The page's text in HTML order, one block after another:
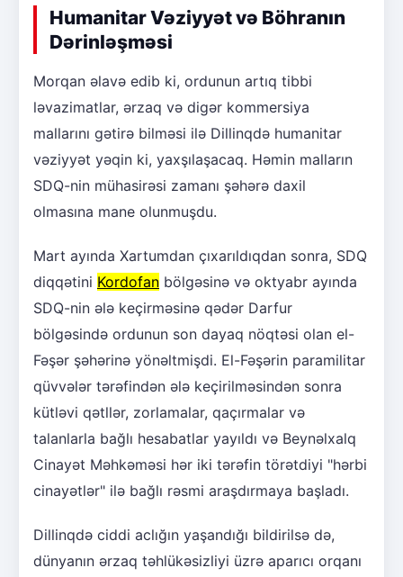
Humanitar Vəziyyət və Böhranın
Dərinləşməsi
Morqan əlavə edib ki, ordunun artıq tibbi
ləvazimatlar, ərzaq və digər kommersiya
mallarını gətirə bilməsi ilə Dillinqdə humanitar
vəziyyət yəqin ki, yaxşılaşacaq. Həmin malların
SDQ-nin mühasirəsi zamanı şəhərə daxil
olmasına mane olunmuşdu.
Mart ayında Xartumdan çıxarıldıqdan sonra, SDQ
diqqətini Kordofan bölgəsinə və oktyabr ayında
SDQ-nin ələ keçirməsinə qədər Darfur
bölgəsində ordunun son dayaq nöqtəsi olan el-
Fəşər şəhərinə yönəltmişdi. El-Fəşərin paramilitar
qüvvələr tərəfindən ələ keçirilməsindən sonra
kütləvi qətllər, zorlamalar, qaçırmalar və
talanlarla bağlı hesabatlar yayıldı və Beynəlxalq
Cinayət Məhkəməsi hər iki tərəfin törətdiyi "hərbi
cinayətlər" ilə bağlı rəsmi araşdırmaya başladı.
Dillinqdə ciddi aclığın yaşandığı bildirilsə də,
dünyanın ərzaq təhlükəsizliyi üzrə aparıcı orqanı